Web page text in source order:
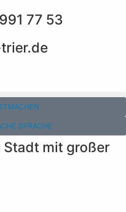
77 53
SPRACHE
Stadt mit großer